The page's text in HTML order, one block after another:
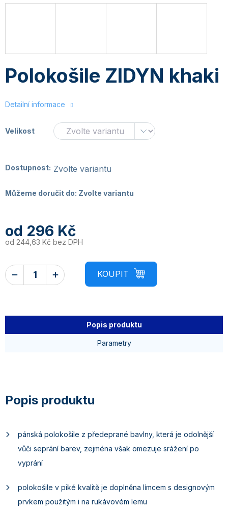
Polokošile ZIDYN khaki
Detailní informace
Velikost
Dostupnost: Zvolte variantu
Můžeme doručit do: Zvolte variantu
od 296 Kč
od 244,63 Kč bez DPH
Popis produktu
Parametry
pánská polokošile z předeprané bavlny, která je odolnější
vůči seprání barev, zejména však omezuje srážení po
vyprání
polokošile v piké kvalitě je doplněna límcem s designovým
prvkem použitým i na rukávovém lemu